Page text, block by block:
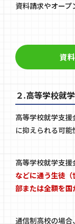
資料請求やオープ
資
２.高等学校就
高等学校就学支
に抑えられる可能
高等学校就学支援
などに通う生徒
部または全額を
通信制高校の場合